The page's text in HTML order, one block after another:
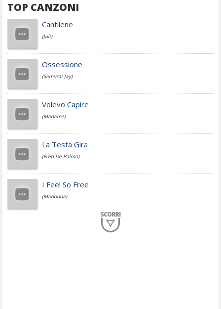
Achille Lauro
Cesare Cremonini
Jovanotti
Fedez
Simone Cristicchi
TOP CANZONI
Cantilene
(Juli)
Ossessione
(Samurai Jay)
Volevo Capire
(Madame)
La Testa Gira
(Fred De Palma)
I Feel So Free
(Madonna)